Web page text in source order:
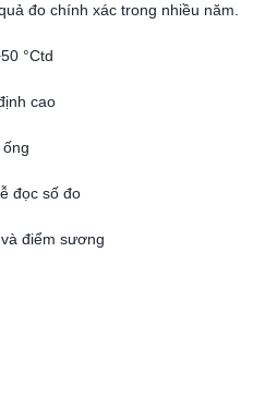
đo chính xác trong nhiều năm.
°Ctd
cao
đọc số đo
điểm sương